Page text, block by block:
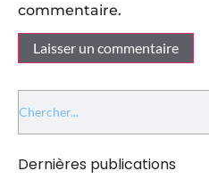
commentaire.
Dernières publications